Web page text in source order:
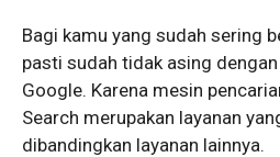
Bagi kamu yang sudah sering
pasti sudah tidak asing
Google. Karena mesin
Search merupakan layanan
dibandingkan layanan lainnya.